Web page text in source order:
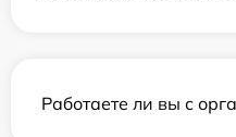
Работаете ли вы с